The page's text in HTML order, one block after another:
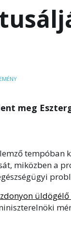
meg
tempóban
miközben a
üldögélő